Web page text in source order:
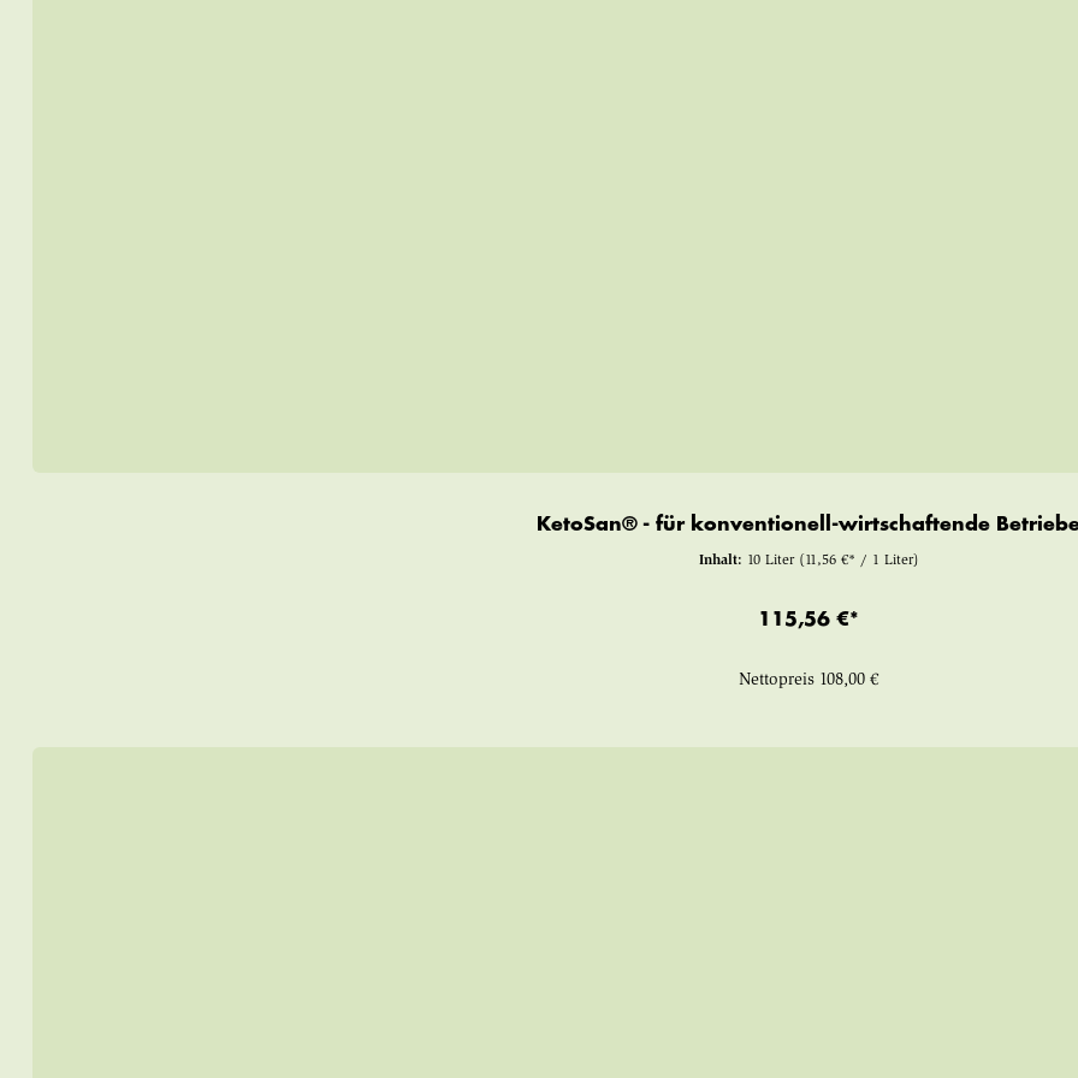
KetoSan® - für konventionell-wirtschaftende
Inhalt: 10 Liter (11,56 €* / 1 Liter)
115,56 €*
Nettopreis 108,00 €